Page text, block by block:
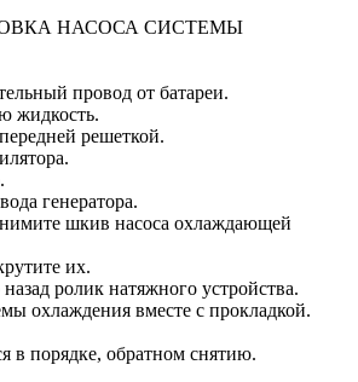
НАСОСА СИСТЕМЫ
провод от батареи.
жидкость.
решеткой.
генератора.
шкив насоса охлаждающей
их.
ролик натяжного устройства.
охлаждения вместе с прокладкой.
в порядке, обратном снятию.